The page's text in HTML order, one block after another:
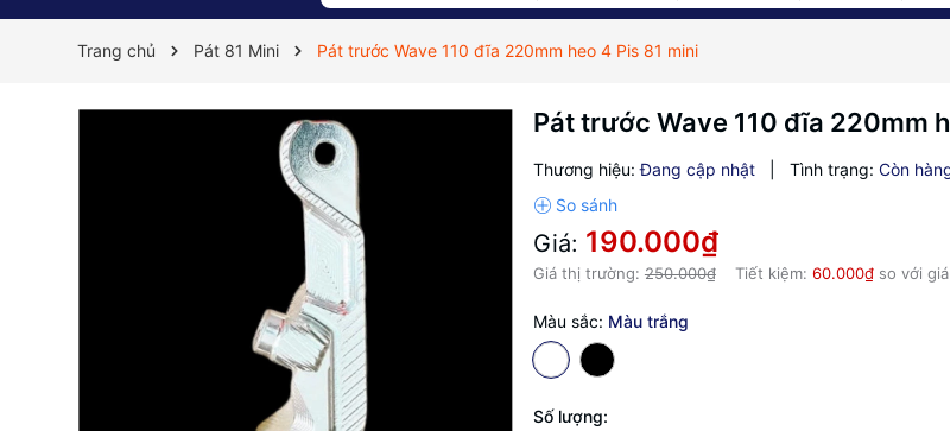
Trang chủ Pát 81 Mini Pát trước Wave 110 đĩa 220mm heo 4 Pis 81 mini
Pát trước Wave 110 đĩa 220mm
Thương hiệu: Đang cập nhật Tình trạng: Còn
Giá: 190.000₫
Giá thị trường: 250.000₫ Tiết kiệm: 60.000₫so với
Màu sắc: Màu trắng
Số lượng: